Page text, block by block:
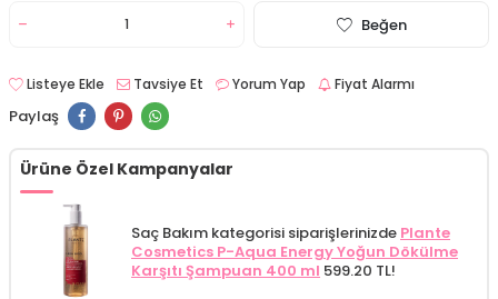
Beğen
Listeye Ekle Tavsiye Et Yorum Yap Fiyat Alarmı
Paylaş
Ürüne Özel Kampanyalar
Saç Bakım kategorisi siparişlerinizde Plante
Cosmetics P-Aqua Energy Yoğun Dökülme
Karşıtı Şampuan 400 ml 599.20 TL!